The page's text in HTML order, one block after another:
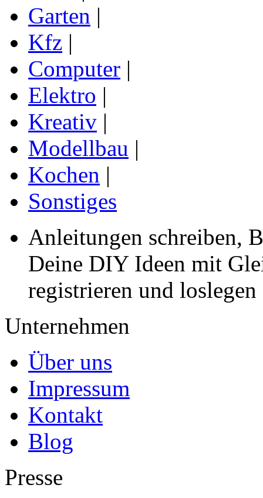
Garten |
Kfz |
Computer |
Elektro |
Kreativ |
Modellbau |
Kochen |
Sonstiges
Anleitungen schreiben,
Deine DIY Ideen mit
registrieren und loslegen
Unternehmen
Über uns
Impressum
Kontakt
Blog
Presse